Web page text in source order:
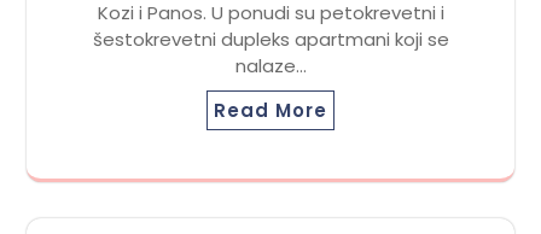
Kozi i Panos. U ponudi su petokrevetni i
šestokrevetni dupleks apartmani koji se
nalaze…
Read More